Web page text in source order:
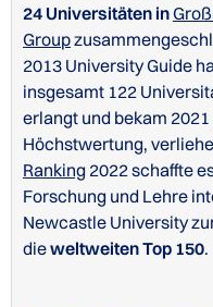
24 Universitäten in
Group
2013 University Guide
insgesamt 122
erlangt und bekam
Höchstwertung,
Ranking 2022 schaffte
Forschung und Lehre
Newcastle University
dieweltweiten Top 150.